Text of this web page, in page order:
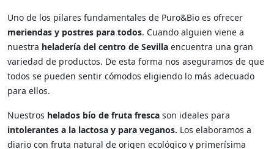
Uno de los pilares fundamentales de Puro&Bio es ofrecer
meriendas y postres para todos. Cuando alguien viene a
nuestra heladería del centro de Sevilla encuentra una gran
variedad de productos. De esta forma nos aseguramos de que
todos se pueden sentir cómodos eligiendo lo más adecuado
para ellos.
Nuestros helados bío de fruta fresca son ideales para
intolerantes a la lactosa y para veganos. Los elaboramos a
diario con fruta natural de origen ecológico y primerísima